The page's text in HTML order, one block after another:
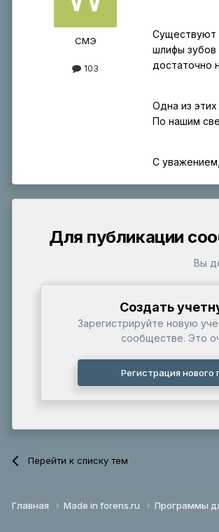
СМЭ
103
Существуют
шлифы зубов
достаточно
Одна из
По нашим
С уважением,
Для публикации
Вы
Создать
Зарегистрируйте новую
сообществе. Это
Регистрация нового
Перейти к списку тем
Главная Made in forens.ru Программы